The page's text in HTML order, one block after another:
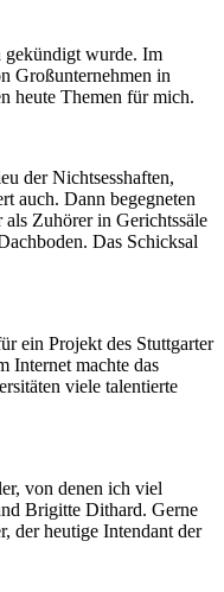
gekündigt wurde. Im
Großunternehmen in
heute Themen für mich.
der Nichtsesshaften,
auch. Dann begegneten
Zuhörer in Gerichtssäle
Das Schicksal
ein Projekt des Stuttgarter
Internet machte das
viele talentierte
von denen ich viel
Brigitte Dithard. Gerne
der heutige Intendant der